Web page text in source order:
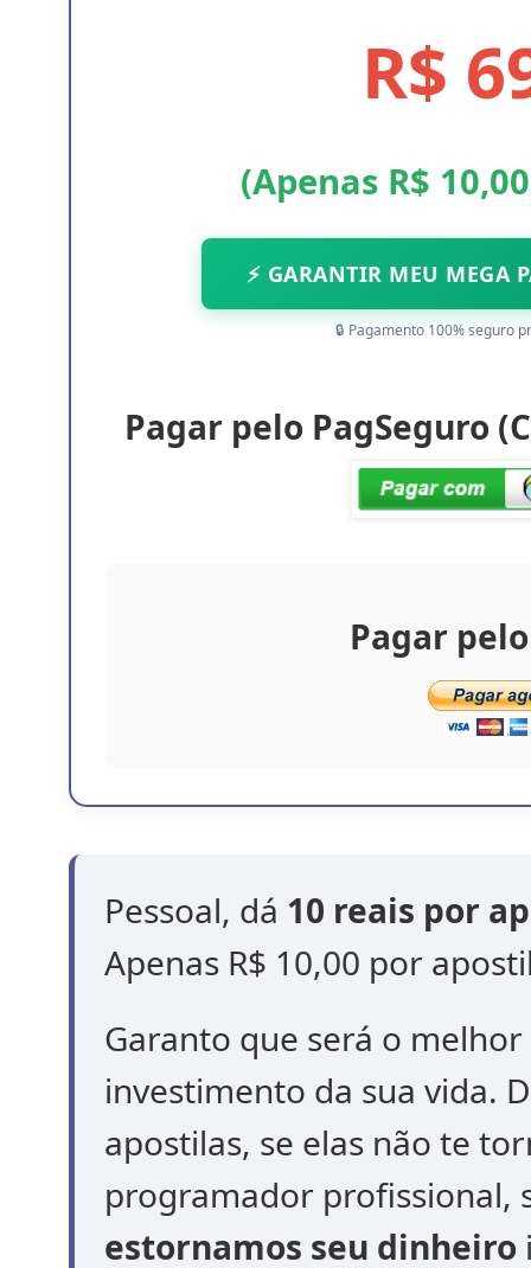
R$
(Apenas R$
⚡ GARANTIR MEU MEGA
🔒 Pagamento 100% seguro
Pagar pelo PagSeguro
Pagar
Pessoal, dá 10 reais por
Apenas R$ 10,00 por
Garanto que será o
investimento da sua vida.
apostilas, se elas não te
programador profissional,
estornamos seu dinheiro